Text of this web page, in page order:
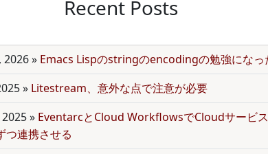
Recent Posts
2026» Emacs Lispのstringのencodingの勉強になっ
» Litestream、意外な点で注意が必要
» EventarcとCloud WorkflowsでCloudサービ
つ連携させる